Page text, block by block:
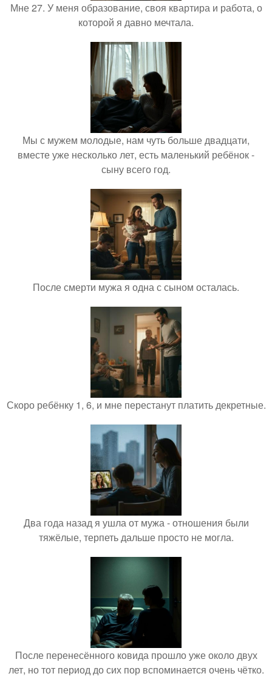
Мне 27. У меня образование, своя квартира и работа, о
которой я давно мечтала.
Мы с мужем молодые, нам чуть больше двадцати,
вместе уже несколько лет, есть маленький ребёнок -
сыну всего год.
После смерти мужа я одна с сыном осталась.
Скоро ребёнку 1, 6, и мне перестанут платить декретные.
Два года назад я ушла от мужа - отношения были
тяжёлые, терпеть дальше просто не могла.
После перенесённого ковида прошло уже около двух
лет, но тот период до сих пор вспоминается очень чётко.